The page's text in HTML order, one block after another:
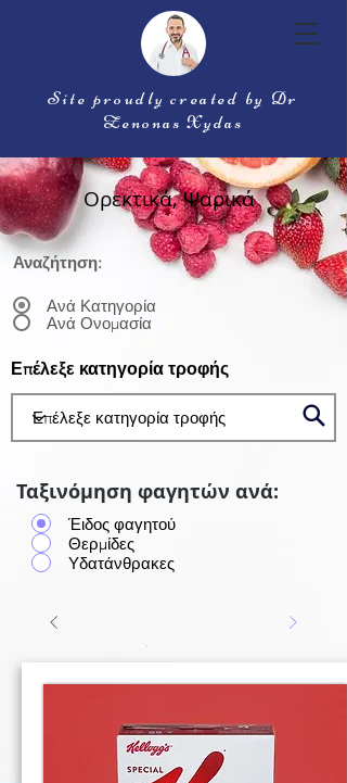
Site proudly created by Dr
Zenonas Xydas
Ορεκτικά, Ψαρικά
Αναζήτηση:
Ανά Κατηγορία
Ανά Ονομασία
Επέλεξε κατηγορία τροφής
Ταξινόμηση φαγητών ανά:
Έιδος φαγητού
Θερμίδες
Υδατάνθρακες